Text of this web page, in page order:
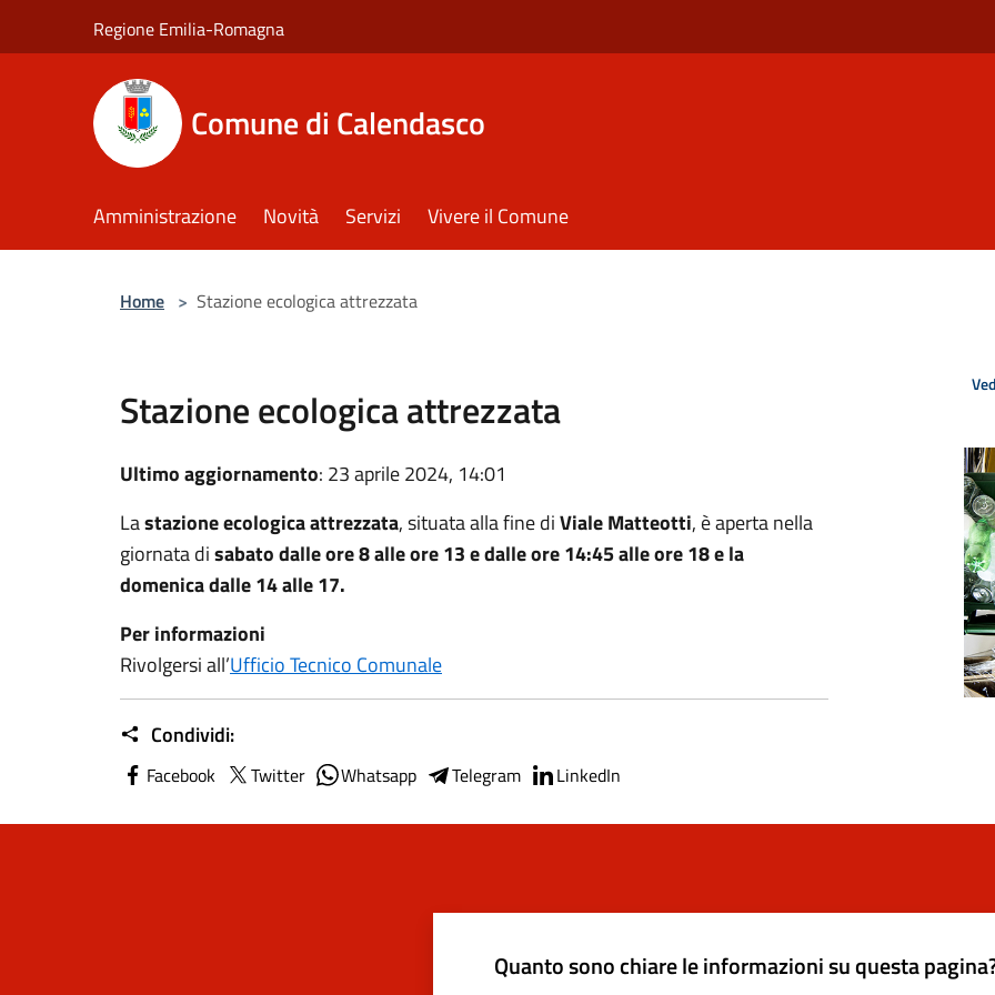
Regione Emilia-Romagna
Comune di Calendasco
Amministrazione Novità Servizi Vivere il Comune
Home > Stazione ecologica attrezzata
Stazione ecologica attrezzata
Ultimo aggiornamento: 23 aprile 2024, 14:01
Lastazione ecologica attrezzata, situata alla fine diViale Matteotti, è aperta nella
giornata disabato dalle ore 8 alle ore 13 e dalle ore 14:45 alle ore 18 e la
domenica dalle 14 alle 17.
Per informazioni
Rivolgersi all’Ufficio Tecnico Comunale
Condividi:
Facebook Twitter Whatsapp Telegram LinkedIn
Quanto sono chiare le informazioni su questa